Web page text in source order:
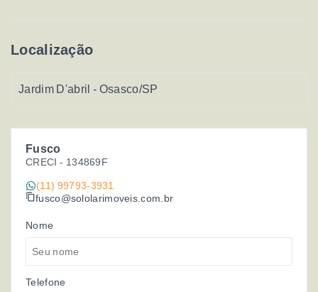
Fusco
CRECI - 134869F
(11) 99793-3931
fusco@sololarimoveis.com.br
Nome
Telefone
Localização
Jardim D'abril - Osasco/SP